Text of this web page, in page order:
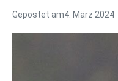
Gepostet am4. März 2024